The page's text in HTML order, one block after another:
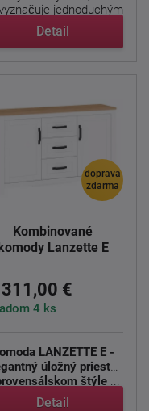
jednoduchým
...
Detail
doprava
zdarma
Kombinované
Lanzette E
311,00 €
4 ks
LANZETTE E -
úložný priestor
štýle ...
Detail